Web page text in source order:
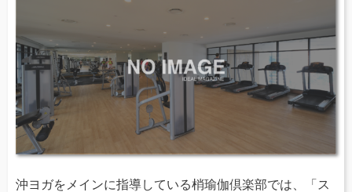
沖ヨガをメインに指導している梢瑜伽倶楽部では、「ス